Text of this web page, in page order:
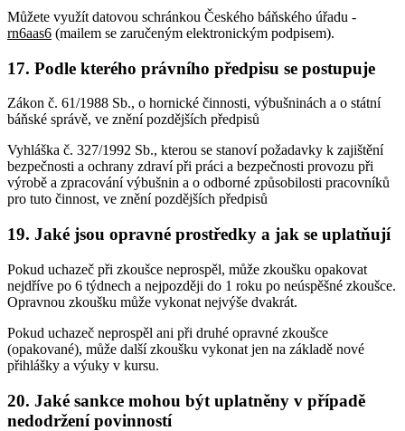
Můžete využít datovou schránkou Českého báňského úřadu -
rn6aas6 (mailem se zaručeným elektronickým podpisem).
17. Podle kterého právního předpisu se postupuje
Zákon č. 61/1988 Sb., o hornické činnosti, výbušninách a o státní
báňské správě, ve znění pozdějších předpisů
Vyhláška č. 327/1992 Sb., kterou se stanoví požadavky k zajištění
bezpečnosti a ochrany zdraví při práci a bezpečnosti provozu při
výrobě a zpracování výbušnin a o odborné způsobilosti pracovníků
pro tuto činnost, ve znění pozdějších předpisů
19. Jaké jsou opravné prostředky a jak se uplatňují
Pokud uchazeč při zkoušce neprospěl, může zkoušku opakovat
nejdříve po 6 týdnech a nejpozději do 1 roku po neúspěšné zkoušce.
Opravnou zkoušku může vykonat nejvýše dvakrát.
Pokud uchazeč neprospěl ani při druhé opravné zkoušce
(opakované), může další zkoušku vykonat jen na základě nové
přihlášky a výuky v kursu.
20. Jaké sankce mohou být uplatněny v případě
nedodržení povinností